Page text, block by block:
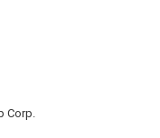
Corp.